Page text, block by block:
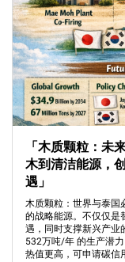
「木质颗粒：未
木到清洁能源，
遇」
木质颗粒：世界与泰国
的战略能源。不仅仅是
遇，同时支撑新兴产业
532万吨/年 的生产潜
热值更高，可申请碳信